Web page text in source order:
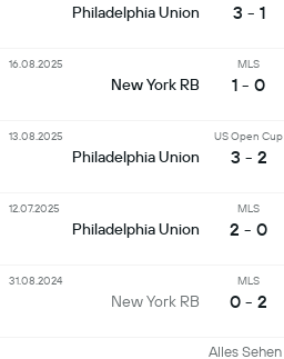
Philadelphia Union 3 - 1
New York RB
MLS
1 - 0
16.08.2025
Philadelphia Union
US Open Cup
3 - 2
13.08.2025
Philadelphia Union
MLS
2 - 0
12.07.2025
New York RB
MLS
0 - 2
31.08.2024
Alles Sehen